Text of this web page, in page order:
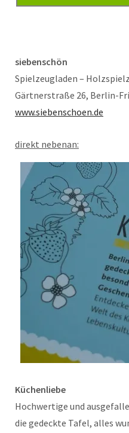
siebenschön
Spielzeugladen –
Gärtnerstraße 26, Berlin-
www.siebenschoen.de
direkt nebenan:
Küchenliebe
Hochwertige und
die gedeckte Tafel, alles